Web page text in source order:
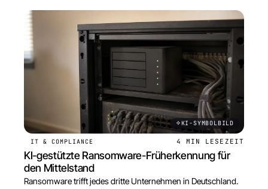
KI-SYMBOLBILD
IT & COMPLIANCE 4 MIN LESEZEIT
KI-gestützte Ransomware-Früherkennung für
den Mittelstand
Ransomware trifft jedes dritte Unternehmen in Deutschland.